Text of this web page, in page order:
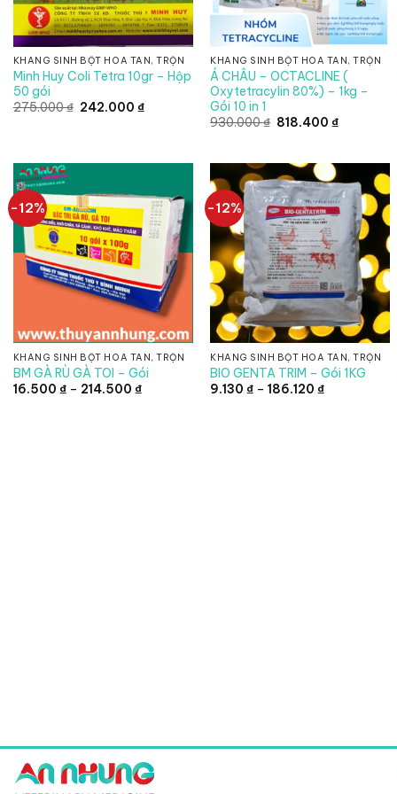
KHÁNG SINH BỘT HÒA TAN, TRỘN
Minh Huy Coli Tetra 10gr – Hộp
50 gói
275.000₫ Giá
242.000 ₫Giá
KHÁNG SINH BỘT HÒA TAN, TRỘN
Á CHÂU – OCTACLINE (
Oxytetracylin 80%) – 1kg –
Gói 10 in 1
930.000₫ Giá
818.400₫Giá
818.400 ₫.
-12%
KHÁNG SINH BỘT HÒA TAN, TRỘN
BM GÀ RÙ GÀ TOI – Gói
16.500 ₫ – 214.500 ₫Khoảng
-12%
KHÁNG SINH BỘT HÒA TAN, TRỘN
BIO GENTA TRIM – Gói 1KG
9.130₫ – 186.120₫Khoảng